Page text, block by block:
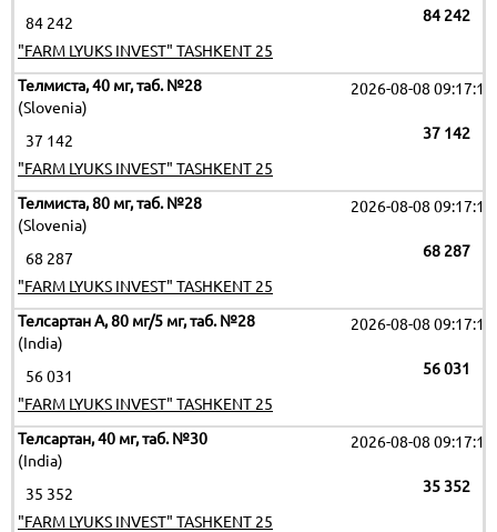
84 242
84 242
"FARM LYUKS INVEST" TASHKENT 25
Телмиста, 40 мг, таб. №28
(Slovenia)
2026-08-08 09:17:19
37 142
37 142
"FARM LYUKS INVEST" TASHKENT 25
Телмиста, 80 мг, таб. №28
(Slovenia)
2026-08-08 09:17:19
68 287
68 287
"FARM LYUKS INVEST" TASHKENT 25
Телсартан А, 80 мг/5 мг, таб. №28
(India)
2026-08-08 09:17:19
56 031
56 031
"FARM LYUKS INVEST" TASHKENT 25
Телсартан, 40 мг, таб. №30
(India)
2026-08-08 09:17:19
35 352
35 352
"FARM LYUKS INVEST" TASHKENT 25